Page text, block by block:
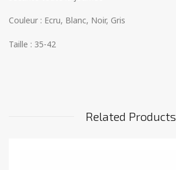
Couleur : Ecru, Blanc, Noir, Gris
Taille : 35-42
Related Products